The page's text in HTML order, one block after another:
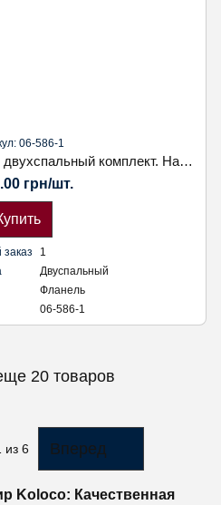
06-586-1
Постельный фланелевый двухспальный комплект. Наволочка 70х70. Koloco
грн/шт.
1
Двуспальный
Фланель
06-586-1
20 товаров
из 6 Вперед
Koloсo: Качественная